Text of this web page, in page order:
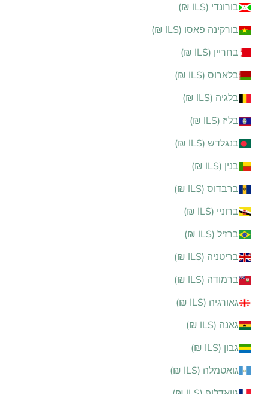
בורונדי (ILS ₪)
בורקינה פאסו (ILS ₪)
בחריין (ILS ₪)
בלארוס (ILS ₪)
בלגיה (ILS ₪)
בליז (ILS ₪)
בנגלדש (ILS ₪)
בנין (ILS ₪)
ברבדוס (ILS ₪)
ברוניי (ILS ₪)
ברזיל (ILS ₪)
בריטניה (ILS ₪)
ברמודה (ILS ₪)
גאורגיה (ILS ₪)
גאנה (ILS ₪)
גבון (ILS ₪)
גואטמלה (ILS ₪)